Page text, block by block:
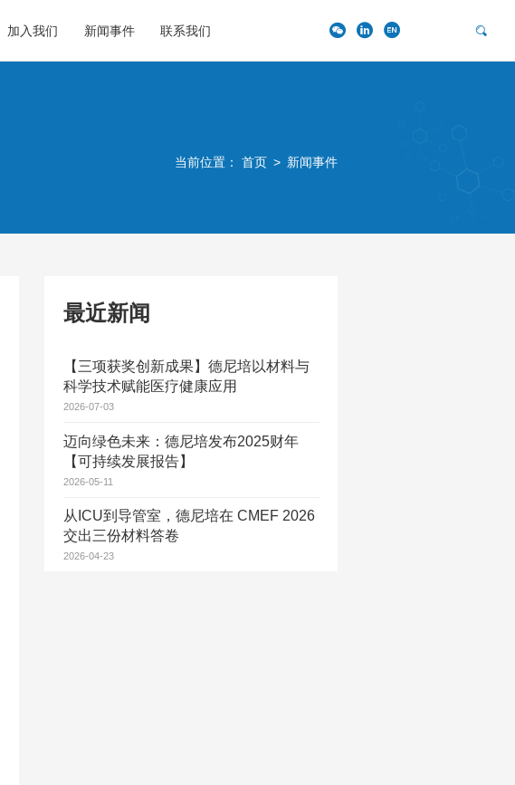
加入我们 新闻事件 联系我们
当前位置：首页 > 新闻事件
最近新闻
【三项获奖创新成果】德尼培以材料与
科学技术赋能医疗健康应用
2026-07-03
迈向绿色未来：德尼培发布2025财年
【可持续发展报告】
2026-05-11
从ICU到导管室，德尼培在 CMEF 2026
交出三份材料答卷
2026-04-23